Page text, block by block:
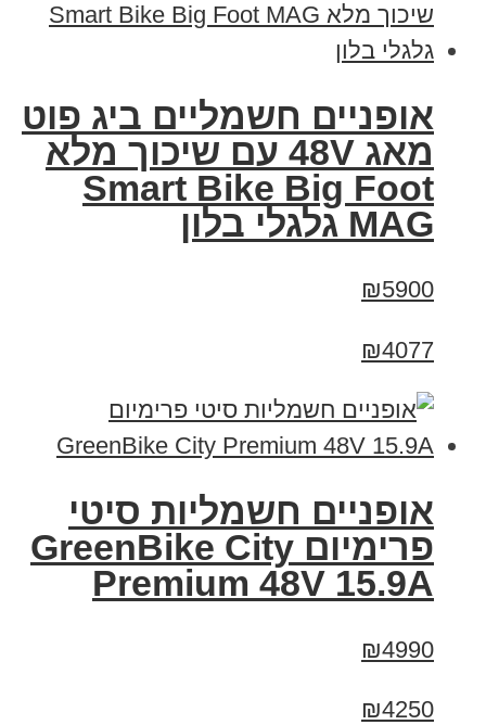
אופניים חשמליים ביג פוט
מאג 48V עם שיכוך מלא
Smart Bike Big Foot
MAG גלגלי בלון
₪5900
₪4077
אופניים חשמליות סיטי
פרימיום GreenBike City
Premium 48V 15.9A
₪4990
₪4250